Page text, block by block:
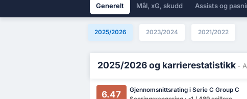
Generelt Mål, xG, skudd Assists og
2025/2026 2023/2024 2021/2022
2025/2026 og karrierestatistikk -
6.47
Gjennomsnittsrating i Serie C Group C